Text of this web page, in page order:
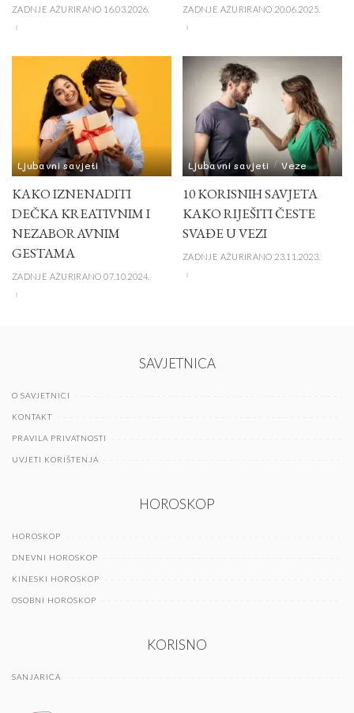
ZADNJE AŽURIRANO 16.03.2026. ZADNJE AŽURIRANO 20.06.2025.
Ljubavni savjeti
KAKO IZNENADITI
DEČKA KREATIVNIM I
NEZABORAVNIM
GESTAMA
ZADNJE AŽURIRANO 07.10.2024.
Ljubavni savjeti Veze
10 KORISNIH SAVJETA
KAKO RIJEŠITI ČESTE
SVAĐE U VEZI
ZADNJE AŽURIRANO 23.11.2023.
SAVJETNICA
O SAVJETNICI
KONTAKT
PRAVILA PRIVATNOSTI
UVJETI KORIŠTENJA
HOROSKOP
HOROSKOP
DNEVNI HOROSKOP
KINESKI HOROSKOP
OSOBNI HOROSKOP
KORISNO
SANJARICA